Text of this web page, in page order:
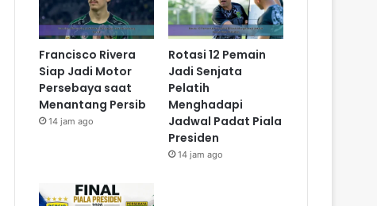
Francisco Rivera
Siap Jadi Motor
Persebaya saat
Menantang Persib
14 jam ago
Rotasi 12 Pemain
Jadi Senjata
Pelatih
Menghadapi
Jadwal Padat Piala
Presiden
14 jam ago